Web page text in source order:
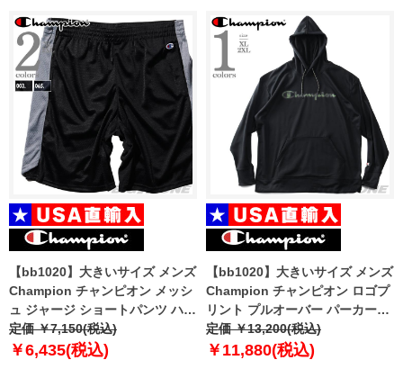
【bb1020】大きいサイズ メンズ
Champion チャンピオン メッシ
ュ ジャージ ショートパンツ ハー
フパンツ ショーツ USA直輸入
85861
定価 ￥7,150(税込)
￥6,435(税込)
【bb1020】大きいサイズ メンズ
Champion チャンピオン ロゴプ
リント プルオーバー パーカー
USA直輸入 s9441pg586mda
定価 ￥13,200(税込)
￥11,880(税込)